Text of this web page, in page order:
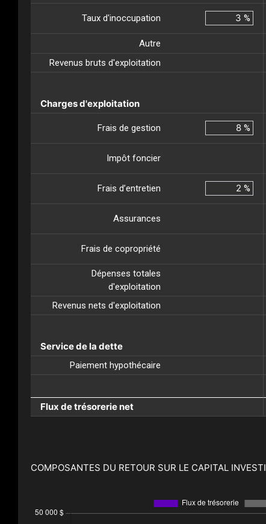
Taux d'inoccupation %
Autre
Revenus bruts d'exploitation
Charges d'exploitation
Frais de gestion %
Impôt foncier
Frais d’entretien %
Assurances
Frais de copropriété
Dépenses totales
d'exploitation
Revenus nets d'exploitation
Service de la dette
Paiement hypothécaire
Flux de trésorerie net
COMPOSANTES DU RETOUR SUR LE CAPITAL INVESTI